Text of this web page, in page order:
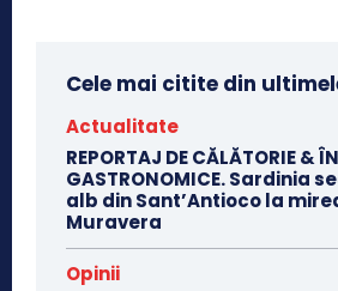
Cele mai citite din
Actualitate
REPORTAJ DE CĂLĂTORIE &
GASTRONOMICE. Sardinia
alb din Sant’Antioco la
Muravera
Opinii